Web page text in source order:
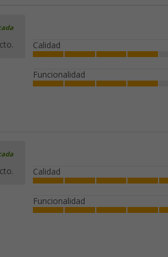
Calidad
Funcionalidad
Calidad
Funcionalidad